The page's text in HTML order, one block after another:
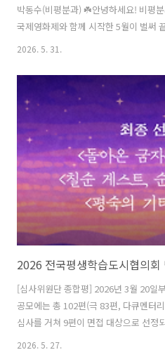
박동수(비평분과) ☘️안녕하세요! 비평
국제영화제와 함께 시작한 5월이 벌써
갈 때마다 느끼는 것이지만, 갈수록 시
가운 여름 날씨가 당황스럽기도 합니
사와 함께하고 있습니다. 새해를 열며
터, 인디스페이스에서 열린 회원작 상
에서 진행된 『독립영화 55호』 연계
다양한 상영 기획이 이루어지고 있죠.
2026. 5. 31.
[심사위원단 종합평] 2026년 3월 20일
공모에는 총 102편(극 83편, 다큐멘터
심사를 거쳐 9편이 면접 대상으로 선정
아래 3편의 작품을 선정하였습니다.▸
2026. 5. 27.